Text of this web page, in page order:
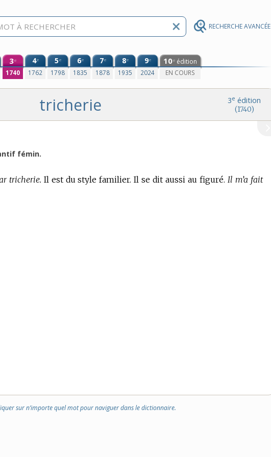
RECHERCHE AVANCÉE
3e
1740
4e
1762
5e
1798
6e
1835
7e
1878
8e
1935
9e
2024
10e édition
EN COURS
3e édition
(1740)
tricherie
fémin.
tricherie. Il est du style familier. Il se dit aussi au figuré. Il m’a fait
sur n’importe quel mot pour naviguer dans le dictionnaire.